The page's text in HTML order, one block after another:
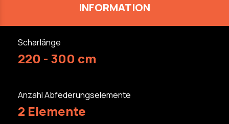
INFORMATION
Scharlänge
220 - 300 cm
Anzahl Abfederungselemente
2 Elemente